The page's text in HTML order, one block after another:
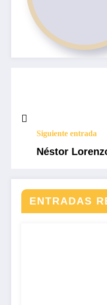
Siguiente entrada
Néstor
ENTRADAS